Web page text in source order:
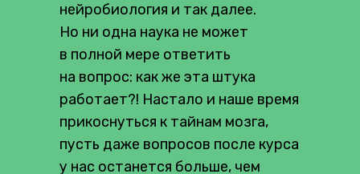
нейробиология и так далее.
Но ни одна наука не может
в полной мере ответить
на вопрос: как же эта штука
работает?! Настало и наше время
прикоснуться к тайнам мозга,
пусть даже вопросов после курса
у нас останется больше, чем